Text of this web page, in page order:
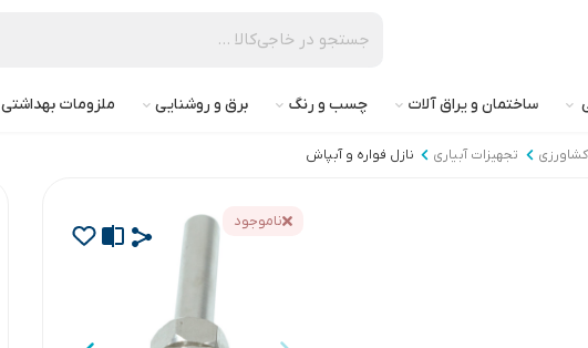
ساختمان و یراق آلات چسب و رنگ برق و روشنایی ملزومات بهداشتی
کشاورزی تجهیزات آبیاری نازل فواره و آبپاش
ناموجود